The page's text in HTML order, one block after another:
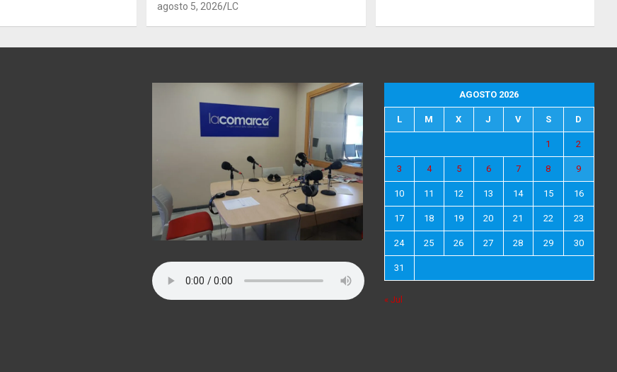
agosto 5, 2026 LC
AGOSTO 2026
L M X J V S D
1 2
3 4 5 6 7 8 9
10 11 12 13 14 15 16
17 18 19 20 21 22 23
24 25 26 27 28 29 30
31
« Jul